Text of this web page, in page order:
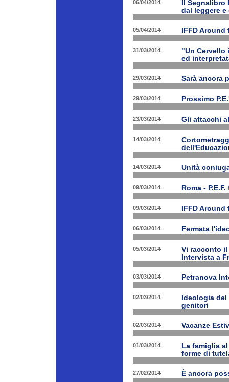
06/04/2014
Il
dal leggere
05/04/2014 IFFD
31/03/2014
"Un Cervello
ed
29/03/2014 Sarà ancora
29/03/2014 Prossimo
23/03/2014 Gli attacchi
14/03/2014
14/03/2014 Unità
09/03/2014 Roma -
09/03/2014 IFFD
06/03/2014 Fermata
05/03/2014
Vi racconto il
Intervista a
03/03/2014 Petranova
02/03/2014
Ideologia
genitori
02/03/2014 Vacanze
01/03/2014
La famiglia
forme di
27/02/2014 È ancora